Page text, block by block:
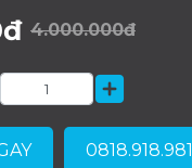
4.000.000đ
0818.918.981